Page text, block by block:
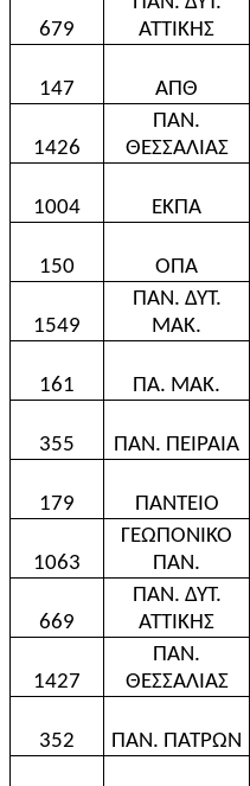
679
ΑΤΤΙΚΗΣ
147 ΑΠΘ
1426
ΠΑΝ.
ΘΕΣΣΑΛΙΑΣ
1004 ΕΚΠΑ
150 ΟΠΑ
1549
ΠΑΝ. ΔΥΤ.
ΜΑΚ.
161 ΠΑ. ΜΑΚ.
355 ΠΑΝ. ΠΕΙΡΑΙΑ
179 ΠΑΝΤΕΙΟ
1063
ΓΕΩΠΟΝΙΚΟ
ΠΑΝ.
669
ΠΑΝ. ΔΥΤ.
ΑΤΤΙΚΗΣ
1427
ΠΑΝ.
ΘΕΣΣΑΛΙΑΣ
352 ΠΑΝ. ΠΑΤΡΩΝ